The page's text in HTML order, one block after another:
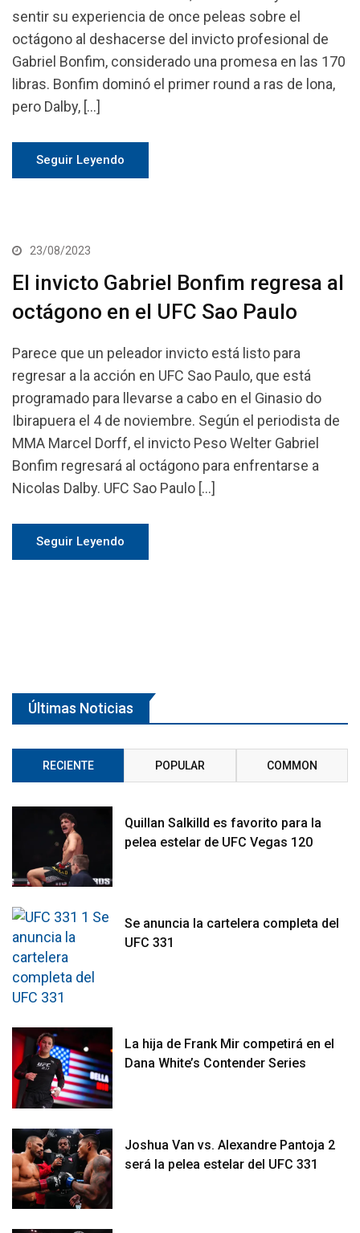
sentir su experiencia de once peleas sobre el
octágono al deshacerse del invicto profesional de
Gabriel Bonfim, considerado una promesa en las 170
libras. Bonfim dominó el primer round a ras de lona,
pero Dalby, […]
Seguir Leyendo
23/08/2023
El invicto Gabriel Bonfim regresa al
octágono en el UFC Sao Paulo
Parece que un peleador invicto está listo para
regresar a la acción en UFC Sao Paulo, que está
programado para llevarse a cabo en el Ginasio do
Ibirapuera el 4 de noviembre. Según el periodista de
MMA Marcel Dorff, el invicto Peso Welter Gabriel
Bonfim regresará al octágono para enfrentarse a
Nicolas Dalby. UFC Sao Paulo […]
Seguir Leyendo
Últimas Noticias
RECIENTE POPULAR COMMON
Quillan Salkilld es favorito para la
pelea estelar de UFC Vegas 120
Se anuncia la cartelera completa del
UFC 331
La hija de Frank Mir competirá en el
Dana White’s Contender Series
Joshua Van vs. Alexandre Pantoja 2
será la pelea estelar del UFC 331